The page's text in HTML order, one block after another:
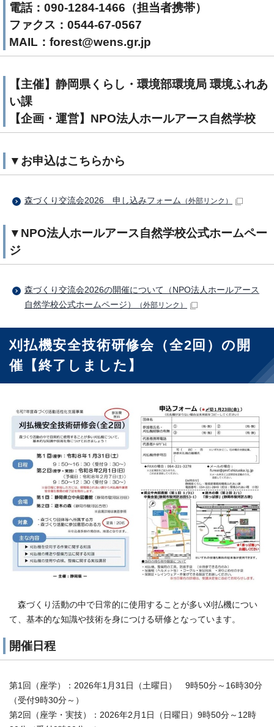
電話：090-1284-1466（担当者携帯）
ファクス：0544-67-0567
MAIL：forest@wens.gr.jp
【主催】静岡県くらし・環境部環境局 環境ふれあ
い課
【企画・運営】NPO法人ホールアース自然学校
▼お申込はこちらから
森づくり交流会2026 申し込みフォーム （外部リンク）
▼NPO法人ホールアース自然学校公式ホームペー
ジ
森づくり交流会2026の開催について（NPO法人ホールアース
自然学校公式ホームページ）
（外部リンク）
刈払機安全技術研修会（全2回）の開
催【終了しました】
森づくり活動の中で日常的に使用することが多い刈払機につい
て、基本的な知識や技術を身につける研修となっています。
開催日程
第1回（座学）：2026年1月31日（土曜日） 9時50分～16時30分
（受付9時30分～）
第2回（座学・実技）：2026年2月1日（日曜日）9時50分～12時